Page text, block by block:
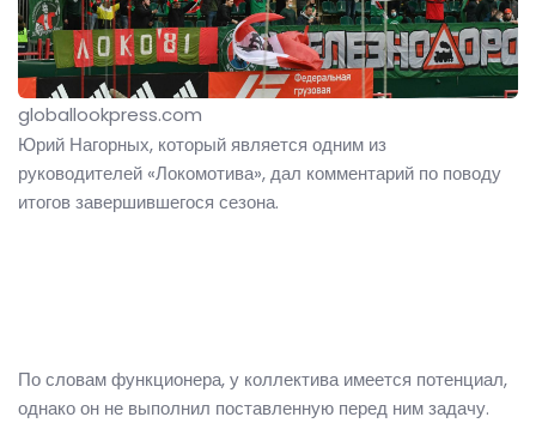
globallookpress.com
Юрий Нагорных, который является одним из
руководителей «Локомотива», дал комментарий по поводу
итогов завершившегося сезона.
По словам функционера, у коллектива имеется потенциал,
однако он не выполнил поставленную перед ним задачу.